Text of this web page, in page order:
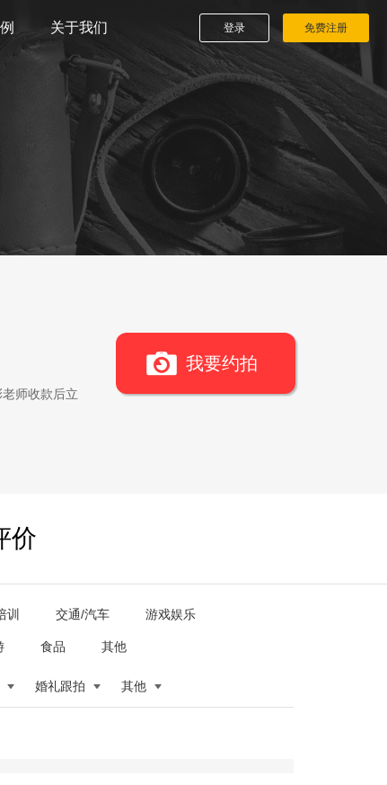
关于我们 登录 免费注册
师收款后立
我要约拍
价
训 交通/汽车 游戏娱乐
食品 其他
婚礼跟拍 其他